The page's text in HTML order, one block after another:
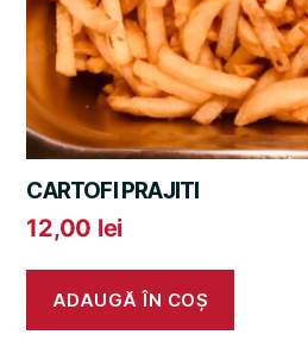
CARTOFI PRAJITI
12,00 lei
ADAUGĂ ÎN COȘ